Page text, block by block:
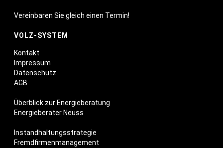
Vereinbaren Sie gleich einen Termin!
VOLZ-SYSTEM
Kontakt
Impressum
Datenschutz
AGB
Überblick zur Energieberatung
Energieberater Neuss
Instandhaltungsstrategie
Fremdfirmenmanagement